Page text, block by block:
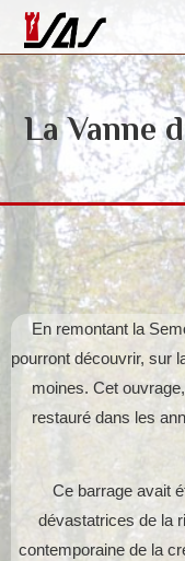
La Vanne
En remontant la
pourront découvrir, sur
moines. Cet
restauré dans les
Ce barrage avait
dévastatrices de la
contemporaine de la